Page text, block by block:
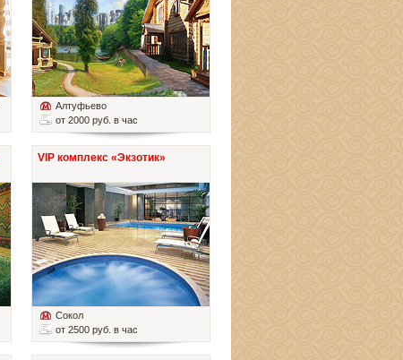
Алтуфьево
от 2000 руб. в час
VIP комплекс «Экзотик»
Сокол
от 2500 руб. в час